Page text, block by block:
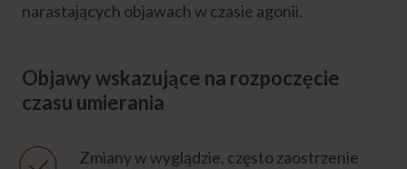
Niezbędnik opiekuna
Eksperci
narastających objawach w czasie agonii.
Objawy wskazujące na rozpoczęcie
czasu umierania
Zmiany w wyglądzie, często zaostrzenie